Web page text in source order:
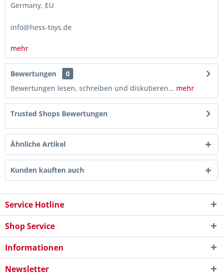
Germany, EU
info@hess-toys.de
mehr
Bewertungen
0
Bewertungen lesen, schreiben und diskutieren... mehr
Trusted Shops Bewertungen
Ähnliche Artikel
Kunden kauften auch
Service Hotline
Shop Service
Informationen
Newsletter